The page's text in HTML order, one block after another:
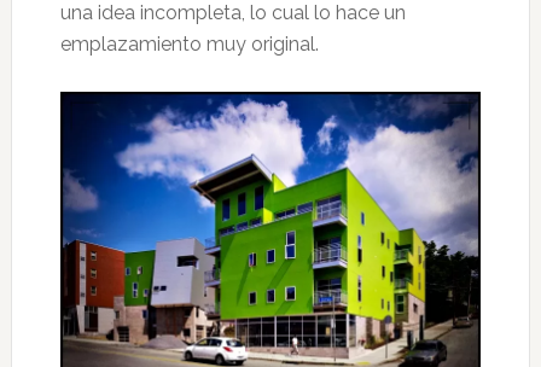
una idea incompleta, lo cual lo hace un
emplazamiento muy original.